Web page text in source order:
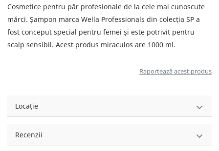
Cosmetice pentru păr profesionale de la cele mai cunoscute
mărci. Șampon marca Wella Professionals din colecția SP a
fost conceput special pentru femei și este potrivit pentru
scalp sensibil. Acest produs miraculos are 1000 ml.
Raportează acest produs
Locație
Recenzii